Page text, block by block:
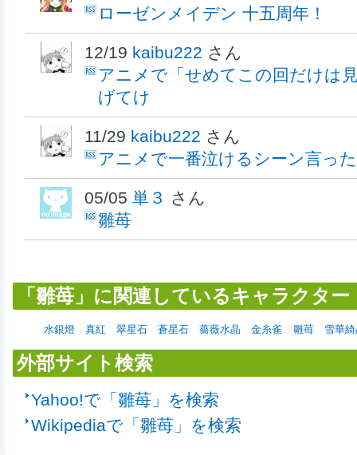
ローゼンメイデン 十五周年！
12/19 kaibu222 さん
アニメで「せめてこの回だけは
げてけ
11/29 kaibu222 さん
アニメで一番泣けるシーン言っ
05/05 単３ さん
雛苺
「雛苺」に関連しているキャラクター
水銀燈 真紅 翠星石 蒼星石 薔薇水晶 金糸雀 雛苺 雪華
外部サイト検索
Yahoo!で「雛苺」を検索
Wikipediaで「雛苺」を検索